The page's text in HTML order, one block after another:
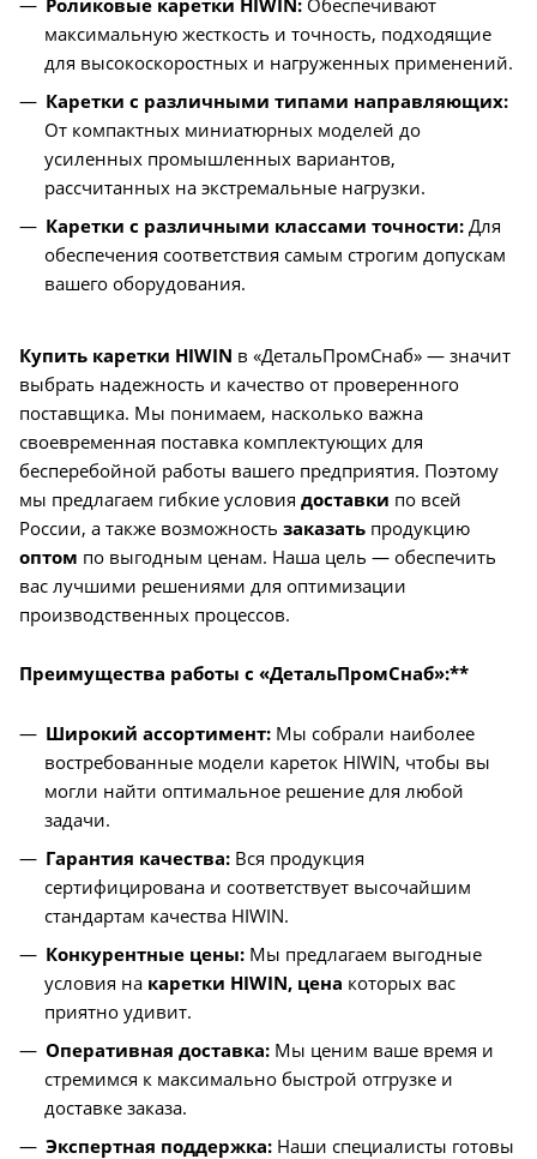
максимальную жесткость и точность, подходящие
для высокоскоростных и нагруженных применений.
Каретки с различными типами направляющих:
От компактных миниатюрных моделей до
усиленных промышленных вариантов,
рассчитанных на экстремальные нагрузки.
Каретки с различными классами точности: Для
обеспечения соответствия самым строгим допускам
вашего оборудования.
Купить каретки HIWIN в «ДетальПромСнаб» — значит
выбрать надежность и качество от проверенного
поставщика. Мы понимаем, насколько важна
своевременная поставка комплектующих для
бесперебойной работы вашего предприятия. Поэтому
мы предлагаем гибкие условия доставки по всей
России, а также возможность заказать продукцию
оптом по выгодным ценам. Наша цель — обеспечить
вас лучшими решениями для оптимизации
производственных процессов.
Преимущества работы с «ДетальПромСнаб»:**
Широкий ассортимент: Мы собрали наиболее
востребованные модели кареток HIWIN, чтобы вы
могли найти оптимальное решение для любой
задачи.
Гарантия качества: Вся продукция
сертифицирована и соответствует высочайшим
стандартам качества HIWIN.
Конкурентные цены: Мы предлагаем выгодные
условия на каретки HIWIN, цена которых вас
приятно удивит.
Оперативная доставка: Мы ценим ваше время и
стремимся к максимально быстрой отгрузке и
доставке заказа.
Экспертная поддержка: Наши специалисты готовы